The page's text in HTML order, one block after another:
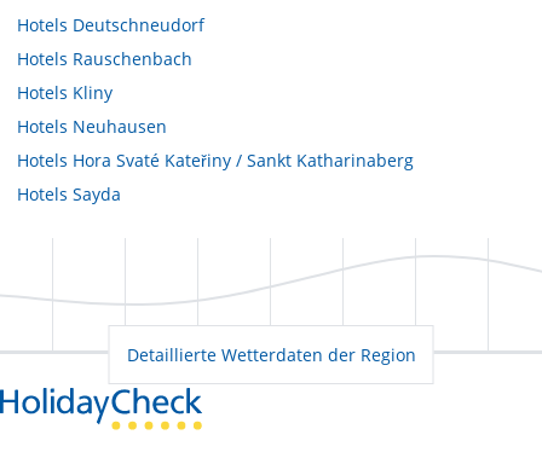
Hotels Deutschneudorf
Hotels Rauschenbach
Hotels Kliny
Hotels Neuhausen
Hotels Hora Svaté Kateřiny / Sankt Katharinaberg
Hotels Sayda
Detaillierte Wetterdaten der Region